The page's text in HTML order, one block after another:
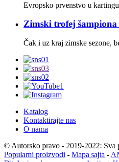
Evropsko prvenstvo u
Zimski trofej
Čak i uz kraj zimske sezone,
Katalog
Kontaktirajte nas
O nama
© Autorsko pravo - 2019-2022: Sva
Popularni proizvodi - Mapa sajta -